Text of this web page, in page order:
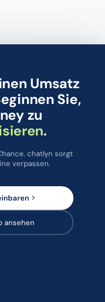
Umsatz
Sie,
zu
.
chatlyn sorgt
verpassen.
ansehen